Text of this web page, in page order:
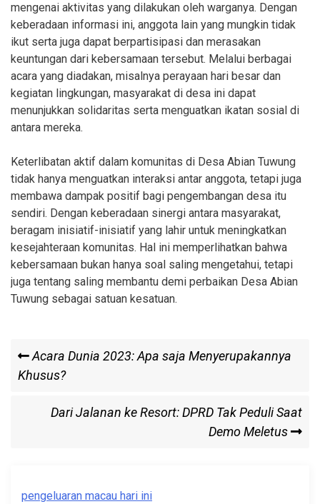
mengenai aktivitas yang dilakukan oleh warganya. Dengan
keberadaan informasi ini, anggota lain yang mungkin tidak
ikut serta juga dapat berpartisipasi dan merasakan
keuntungan dari kebersamaan tersebut. Melalui berbagai
acara yang diadakan, misalnya perayaan hari besar dan
kegiatan lingkungan, masyarakat di desa ini dapat
menunjukkan solidaritas serta menguatkan ikatan sosial di
antara mereka.
Keterlibatan aktif dalam komunitas di Desa Abian Tuwung
tidak hanya menguatkan interaksi antar anggota, tetapi juga
membawa dampak positif bagi pengembangan desa itu
sendiri. Dengan keberadaan sinergi antara masyarakat,
beragam inisiatif-inisiatif yang lahir untuk meningkatkan
kesejahteraan komunitas. Hal ini memperlihatkan bahwa
kebersamaan bukan hanya soal saling mengetahui, tetapi
juga tentang saling membantu demi perbaikan Desa Abian
Tuwung sebagai satuan kesatuan.
Post
Previous
Post
Acara Dunia 2023: Apa saja Menyerupakannya
Khusus?
Dari Jalanan ke Resort: DPRD Tak Peduli Saat
Demo Meletus
pengeluaran macau hari ini